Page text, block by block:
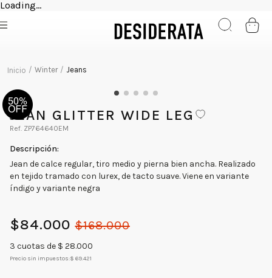
Loading...
Winter Jeans
JEAN GLITTER WIDE LEG
ZP764640EM
Jean de calce regular, tiro medio y pierna bien ancha. Realizado
en tejido tramado con lurex, de tacto suave. Viene en variante
índigo y variante negra
$84.000 $168.000
3 cuotas de $ 28.000
Precio sin impuestos:$ 69.421